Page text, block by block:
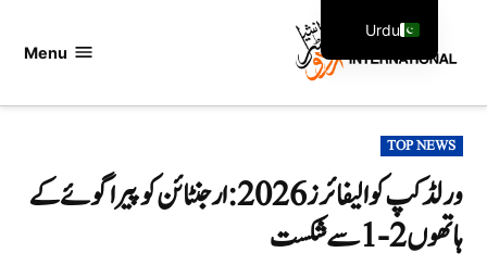
Menu
POSTED
IN
TOP NEWS
ورلڈ کپ کوالیفائرز 2026: ارجنٹائن کو پیراگوئے کے
ہاتھوں 2-1 سے شکست
Urdu
English